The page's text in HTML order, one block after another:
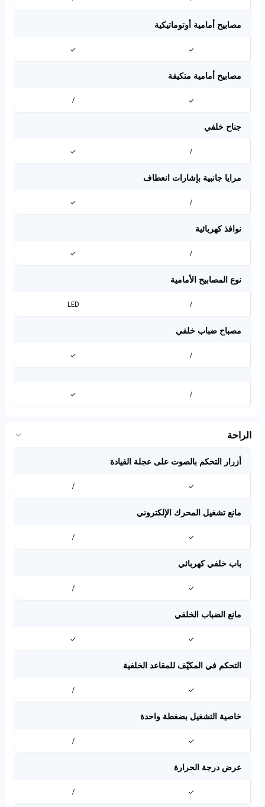
مصابيح أمامية أوتوماتيكية
✓
✓
مصابيح أمامية متكيفة
✓
/
جناح خلفي
/
✓
مرايا جانبية بإشارات انعطاف
/
✓
نوافذ كهربائية
/
✓
نوع المصابيح الأمامية
/
LED
مصباح ضباب خلفي
/
✓
/
✓
الراحة
أزرار التحكم بالصوت على عجلة القيادة
✓
/
مانع تشغيل المحرك الإلكتروني
✓
/
باب خلفي كهربائي
✓
/
مانع الضباب الخلفي
✓
✓
التحكم في المكيّف للمقاعد الخلفية
✓
/
خاصية التشغيل بضغطة واحدة
✓
/
عرض درجة الحرارة
✓
/